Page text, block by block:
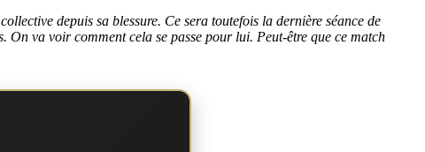
depuis sa blessure. Ce sera toutefois la dernière séance de
va voir comment cela se passe pour lui. Peut-être que ce match